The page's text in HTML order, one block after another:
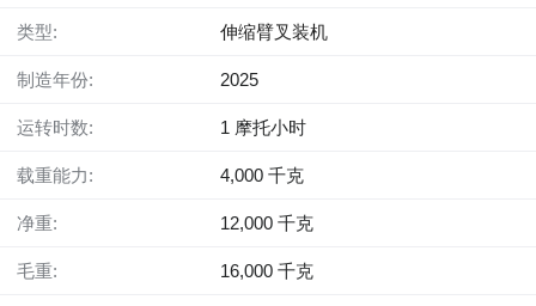
类型: 伸缩臂叉装机
制造年份: 2025
运转时数: 1 摩托小时
载重能力: 4,000 千克
净重: 12,000 千克
毛重: 16,000 千克